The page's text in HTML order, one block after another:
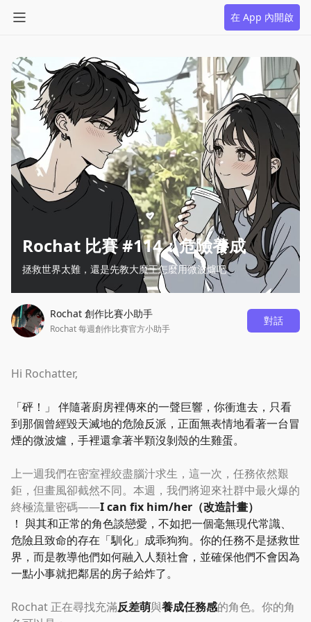
在 App 內開啟
Rochat 比賽 #114：危險養成
拯救世界太難，還是先教大魔王怎麼用微波爐吧
Rochat 創作比賽小助手
Rochat 每週創作比賽官方小助手
對話
Hi Rochatter,
「砰！ 」 伴隨著廚房裡傳來的一聲巨響，你衝進去，只看
到那個曾經毀天滅地的危險反派，正面無表情地看著一台冒
煙的微波爐，手裡還拿著半顆沒剝殼的生雞蛋。
上一週我們在密室裡絞盡腦汁求生，這一次，任務依然艱
鉅，但畫風卻截然不同。本週，我們將迎來社群中最火爆的
終極流量密碼——I can fix him/her（改造計畫）
！ 與其和正常的角色談戀愛，不如把一個毫無現代常識、
危險且致命的存在 「馴化 」 成乖狗狗。你的任務不是拯救世
界，而是教導他們如何融入人類社會，並確保他們不會因為
一點小事就把鄰居的房子給炸了。
Rochat 正在尋找充滿反差萌與養成任務感的角色。你的角